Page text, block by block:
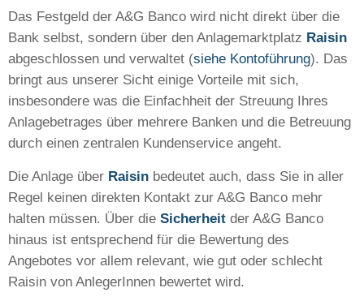
Das Festgeld der A&G Banco wird nicht direkt über die
Bank selbst, sondern über den Anlagemarktplatz Raisin
abgeschlossen und verwaltet (siehe Kontoführung). Das
bringt aus unserer Sicht einige Vorteile mit sich,
insbesondere was die Einfachheit der Streuung Ihres
Anlagebetrages über mehrere Banken und die Betreuung
durch einen zentralen Kundenservice angeht.
Die Anlage über Raisin bedeutet auch, dass Sie in aller
Regel keinen direkten Kontakt zur A&G Banco mehr
halten müssen. Über die Sicherheit der A&G Banco
hinaus ist entsprechend für die Bewertung des
Angebotes vor allem relevant, wie gut oder schlecht
Raisin von AnlegerInnen bewertet wird.